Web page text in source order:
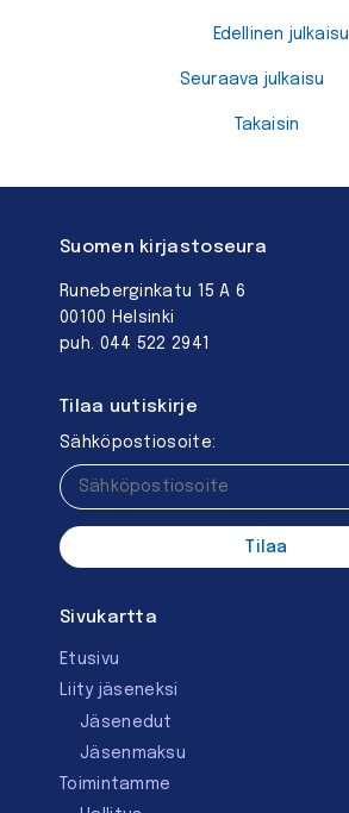
Edellinen julkaisu
Takaisin
Seuraava julkaisu
Suomen kirjastoseura
Runeberginkatu 15 A 6
00100 Helsinki
puh. 044 522 2941
Tilaa uutiskirje
Sähköpostiosoite:
Sivukartta
Etusivu
Liity jäseneksi
Jäsenedut
Jäsenmaksu
Toimintamme